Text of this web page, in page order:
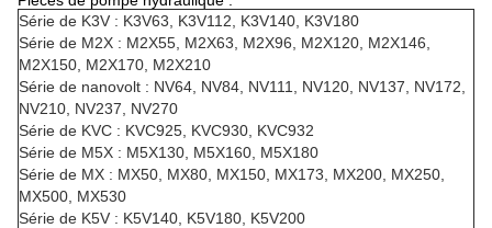
Série de K3V : K3V63, K3V112, K3V140, K3V180
Série de M2X : M2X55, M2X63, M2X96, M2X120, M2X146,
M2X150, M2X170, M2X210
Série de nanovolt : NV64, NV84, NV111, NV120, NV137, NV172,
NV210, NV237, NV270
Série de KVC : KVC925, KVC930, KVC932
Série de M5X : M5X130, M5X160, M5X180
Série de MX : MX50, MX80, MX150, MX173, MX200, MX250,
MX500, MX530
Série de K5V : K5V140, K5V180, K5V200